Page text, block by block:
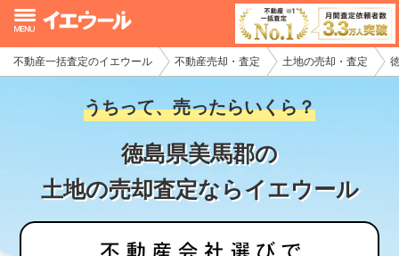
不動産一括査定のイエウール 不動産売却・査定 土地の売却・査定
うちって、売ったらいくら？
徳島県美馬郡の
土地の売却査定ならイエウール
イエウール加盟希望の不動産会社様
初めての方へ
不動産の売却・一括査定
家査定シミュレーター